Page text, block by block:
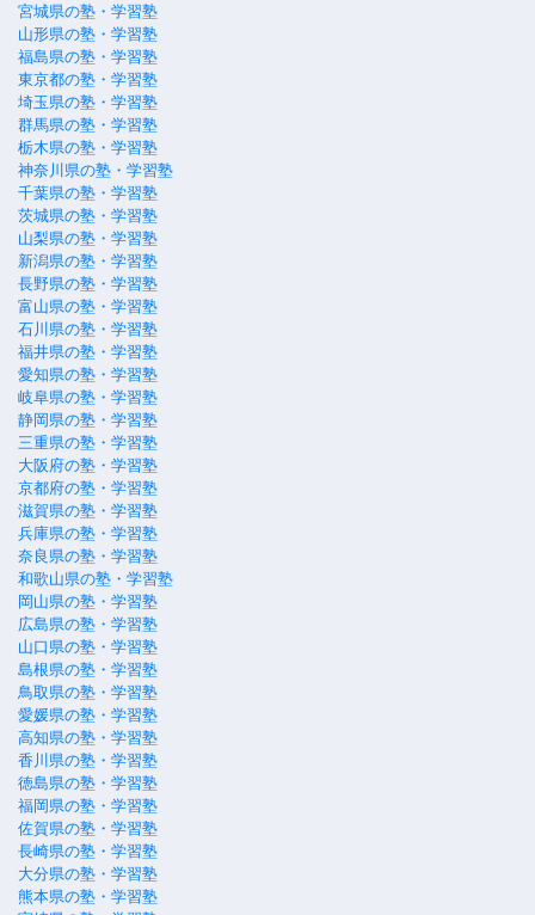
宮城県の塾・学習塾
山形県の塾・学習塾
福島県の塾・学習塾
東京都の塾・学習塾
埼玉県の塾・学習塾
群馬県の塾・学習塾
栃木県の塾・学習塾
神奈川県の塾・学習塾
千葉県の塾・学習塾
茨城県の塾・学習塾
山梨県の塾・学習塾
新潟県の塾・学習塾
長野県の塾・学習塾
富山県の塾・学習塾
石川県の塾・学習塾
福井県の塾・学習塾
愛知県の塾・学習塾
岐阜県の塾・学習塾
静岡県の塾・学習塾
三重県の塾・学習塾
大阪府の塾・学習塾
京都府の塾・学習塾
滋賀県の塾・学習塾
兵庫県の塾・学習塾
奈良県の塾・学習塾
和歌山県の塾・学習塾
岡山県の塾・学習塾
広島県の塾・学習塾
山口県の塾・学習塾
島根県の塾・学習塾
鳥取県の塾・学習塾
愛媛県の塾・学習塾
高知県の塾・学習塾
香川県の塾・学習塾
徳島県の塾・学習塾
福岡県の塾・学習塾
佐賀県の塾・学習塾
長崎県の塾・学習塾
大分県の塾・学習塾
熊本県の塾・学習塾